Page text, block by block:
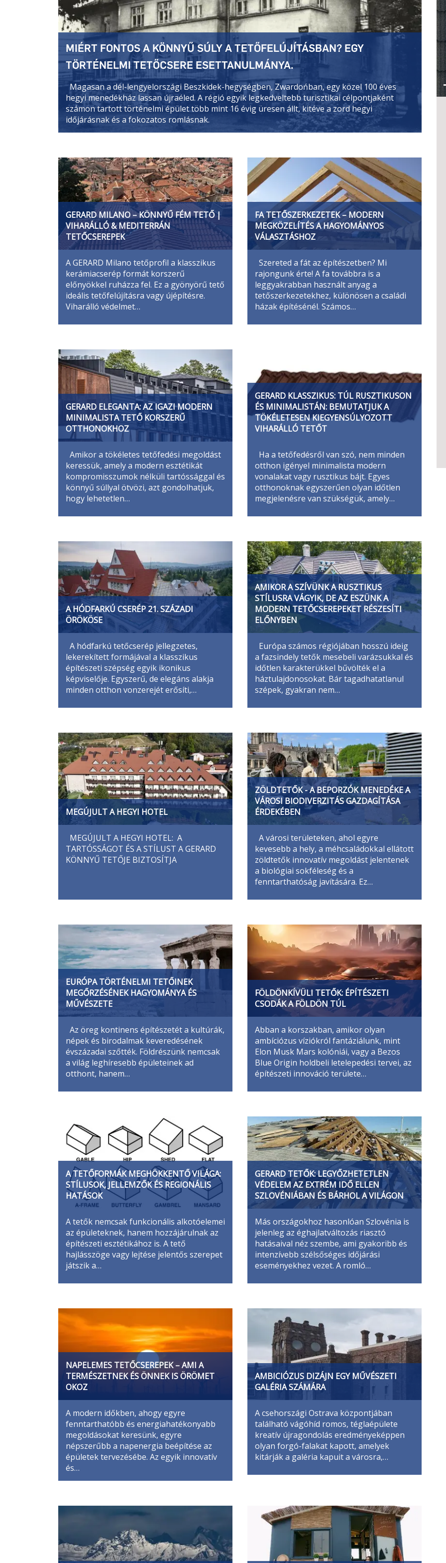
MIÉRT FONTOS A KÖNNYŰ SÚLY A TETŐFELÚJÍTÁSBAN? EGY
TÖRTÉNELMI TETŐCSERE ESETTANULMÁNYA.
Magasan a dél-lengyelországi Beszkidek-hegységben, Zwardońban, egy közel 100 éves
hegyi menedékház lassan újraéled. A régió egyik legkedveltebb turisztikai célpontjaként
számon tartott történelmi épület több mint 16 évig üresen állt, kitéve a zord hegyi
időjárásnak és a fokozatos romlásnak.
GERARD MILANO – KÖNNYŰ FÉM TETŐ |
VIHARÁLLÓ & MEDITERRÁN
TETŐCSEREPEK
A GERARD Milano tetőprofil a klasszikus
kerámiacserép formát korszerű
előnyökkel ruházza fel. Ez a gyönyörű tető
ideális tetőfelújításra vagy újépítésre.
Viharálló védelmet…
FA TETŐSZERKEZETEK – MODERN
MEGKÖZELÍTÉS A HAGYOMÁNYOS
VÁLASZTÁSHOZ
Szereted a fát az építészetben? Mi
rajongunk érte! A fa továbbra is a
leggyakrabban használt anyag a
tetőszerkezetekhez, különösen a családi
házak építésénél. Számos…
GERARD ELEGANTA: AZ IGAZI MODERN
MINIMALISTA TETŐ KORSZERŰ
OTTHONOKHOZ
Amikor a tökéletes tetőfedési megoldást
keressük, amely a modern esztétikát
kompromisszumok nélküli tartóssággal és
könnyű súllyal ötvözi, azt gondolhatjuk,
hogy lehetetlen…
GERARD KLASSZIKUS: TÚL RUSZTIKUSON
ÉS MINIMALISTÁN: BEMUTATJUK A
TÖKÉLETESEN KIEGYENSÚLYOZOTT
VIHARÁLLÓ TETŐT
Ha a tetőfedésről van szó, nem minden
otthon igényel minimalista modern
vonalakat vagy rusztikus bájt. Egyes
otthonoknak egyszerűen olyan időtlen
megjelenésre van szükségük, amely…
A HÓDFARKÚ CSERÉP 21. SZÁZADI
ÖRÖKÖSE
A hódfarkú tetőcserép jellegzetes,
lekerekített formájával a klasszikus
építészeti szépség egyik ikonikus
képviselője. Egyszerű, de elegáns alakja
minden otthon vonzerejét erősíti,…
AMIKOR A SZÍVÜNK A RUSZTIKUS
STÍLUSRA VÁGYIK, DE AZ ESZÜNK A
MODERN TETŐCSEREPEKET RÉSZESÍTI
ELŐNYBEN
Európa számos régiójában hosszú ideig
a fazsindely tetők mesebeli varázsukkal és
időtlen karakterükkel bűvölték el a
háztulajdonosokat. Bár tagadhatatlanul
szépek, gyakran nem…
MEGÚJULT A HEGYI HOTEL
MEGÚJULT A HEGYI HOTEL: A
TARTÓSSÁGOT ÉS A STÍLUST A GERARD
KÖNNYŰ TETŐJE BIZTOSÍTJA
ZÖLDTETŐK - A BEPORZÓK MENEDÉKE A
VÁROSI BIODIVERZITÁS GAZDAGÍTÁSA
ÉRDEKÉBEN
A városi területeken, ahol egyre
kevesebb a hely, a méhcsaládokkal ellátott
zöldtetők innovatív megoldást jelentenek
a biológiai sokféleség és a
fenntarthatóság javítására. Ez…
EURÓPA TÖRTÉNELMI TETŐINEK
MEGŐRZÉSÉNEK HAGYOMÁNYA ÉS
MŰVÉSZETE
Az öreg kontinens építészetét a kultúrák,
népek és birodalmak keveredésének
évszázadai szőtték. Földrészünk nemcsak
a világ leghíresebb épületeinek ad
otthont, hanem…
FÖLDÖNKÍVÜLI TETŐK: ÉPÍTÉSZETI
CSODÁK A FÖLDÖN TÚL
Abban a korszakban, amikor olyan
ambíciózus víziókról fantáziálunk, mint
Elon Musk Mars kolóniái, vagy a Bezos
Blue Origin holdbeli letelepedési tervei, az
építészeti innováció területe…
A TETŐFORMÁK MEGHÖKKENTŐ VILÁGA:
STÍLUSOK, JELLEMZŐK ÉS REGIONÁLIS
HATÁSOK
A tetők nemcsak funkcionális alkotóelemei
az épületeknek, hanem hozzájárulnak az
építészeti esztétikához is. A tető
hajlásszöge vagy lejtése jelentős szerepet
játszik a…
GERARD TETŐK: LEGYŐZHETETLEN
VÉDELEM AZ EXTRÉM IDŐ ELLEN
SZLOVÉNIÁBAN ÉS BÁRHOL A VILÁGON
Más országokhoz hasonlóan Szlovénia is
jelenleg az éghajlatváltozás riasztó
hatásaival néz szembe, ami gyakoribb és
intenzívebb szélsőséges időjárási
eseményekhez vezet. A romló…
NAPELEMES TETŐCSEREPEK – AMI A
TERMÉSZETNEK ÉS ÖNNEK IS ÖRÖMET
OKOZ
A modern időkben, ahogy egyre
fenntarthatóbb és energiahatékonyabb
megoldásokat keresünk, egyre
népszerűbb a napenergia beépítése az
épületek tervezésébe. Az egyik innovatív
és…
AMBICIÓZUS DIZÁJN EGY MŰVÉSZETI
GALÉRIA SZÁMÁRA
A csehországi Ostrava központjában
található vágóhíd romos, téglaépülete
kreatív újragondolás eredményeképpen
olyan forgó-falakat kapott, amelyek
kitárják a galéria kapuit a városra,…